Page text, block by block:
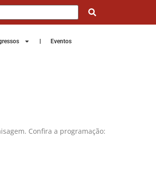
Eventos
Confira a programação: